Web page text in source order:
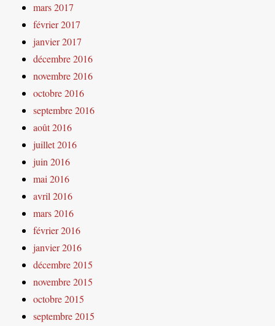
mars 2017
février 2017
janvier 2017
décembre 2016
novembre 2016
octobre 2016
septembre 2016
août 2016
juillet 2016
juin 2016
mai 2016
avril 2016
mars 2016
février 2016
janvier 2016
décembre 2015
novembre 2015
octobre 2015
septembre 2015